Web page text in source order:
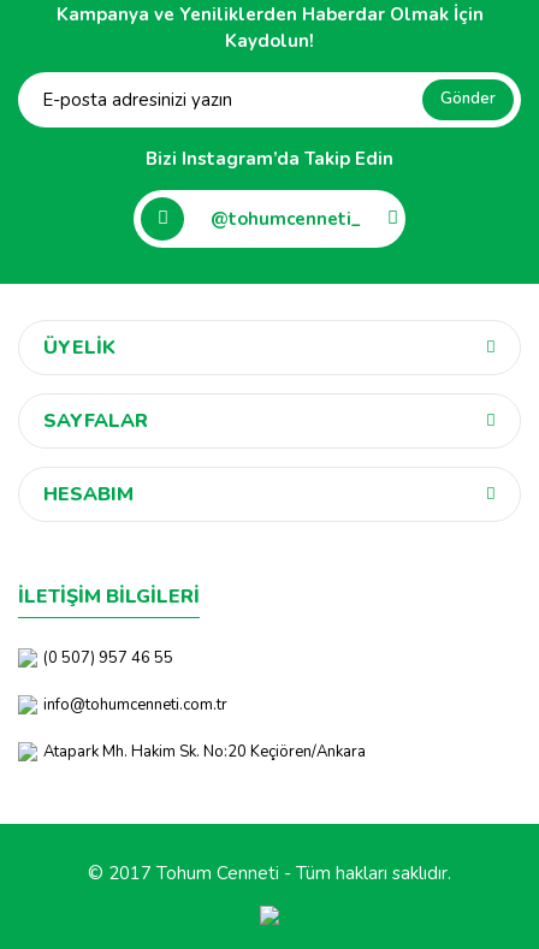
Kampanya ve Yeniliklerden Haberdar Olmak İçin
Kaydolun!
Gönder
Bizi Instagram’da Takip Edin
@tohumcenneti_
ÜYELİK
SAYFALAR
HESABIM
İLETİŞİM BİLGİLERİ
(0 507) 957 46 55
info@tohumcenneti.com.tr
Atapark Mh. Hakim Sk. No:20 Keçiören/Ankara
© 2017 Tohum Cenneti - Tüm hakları saklıdır.